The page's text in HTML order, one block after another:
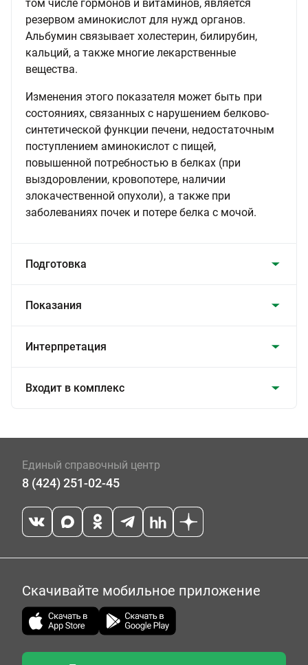
том числе гормонов и витаминов, является
резервом аминокислот для нужд органов.
Альбумин связывает холестерин, билирубин,
кальций, а также многие лекарственные
вещества.
Изменения этого показателя может быть при
состояниях, связанных с нарушением белково-
синтетической функции печени, недостаточным
поступлением аминокислот с пищей,
повышенной потребностью в белках (при
выздоровлении, кровопотере, наличии
злокачественной опухоли), а также при
заболеваниях почек и потере белка с мочой.
Подготовка
Показания
Интерпретация
Входит в комплекс
Единый справочный центр
8 (424) 251-02-45
Скачивайте мобильное приложение